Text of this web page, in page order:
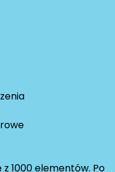
1000 elementów. Po